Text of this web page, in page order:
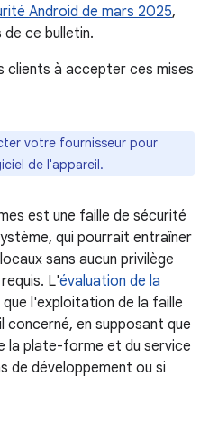
Android de mars 2025,
ce bulletin.
clients à accepter ces mises
votre fournisseur pour
de l'appareil.
est une faille de sécurité
qui pourrait entraîner
sans aucun privilège
L'évaluation de la
l'exploitation de la faille
concerné, en supposant que
la plate-forme et du service
de développement ou si